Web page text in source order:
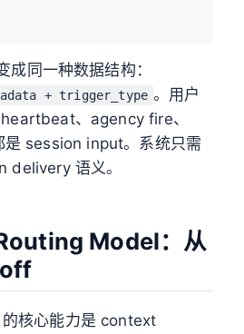
同一种数据结构：
+ trigger_type 。用户
、agency fire、
session input。系统只需
delivery 语义。
Model：从
核心能力是 context